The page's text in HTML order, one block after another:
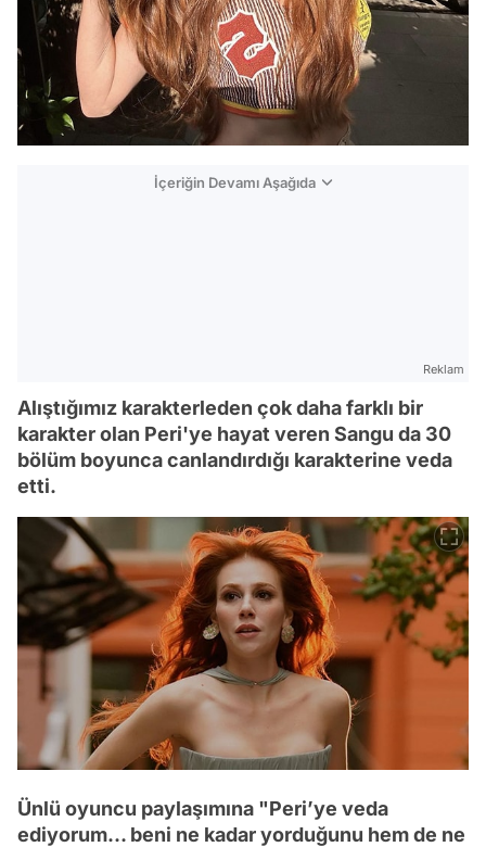
İçeriğin Devamı Aşağıda
Reklam
Alıştığımız karakterleden çok daha farklı bir
karakter olan Peri'ye hayat veren Sangu da 30
bölüm boyunca canlandırdığı karakterine veda
etti.
Ünlü oyuncu paylaşımına "Peri’ye veda
ediyorum… beni ne kadar yorduğunu hem de ne